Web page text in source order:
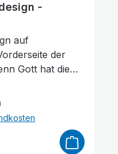
-
auf
der
Gott hat die
jeder, der an
sondern
3,16Gott
14,5 x 10